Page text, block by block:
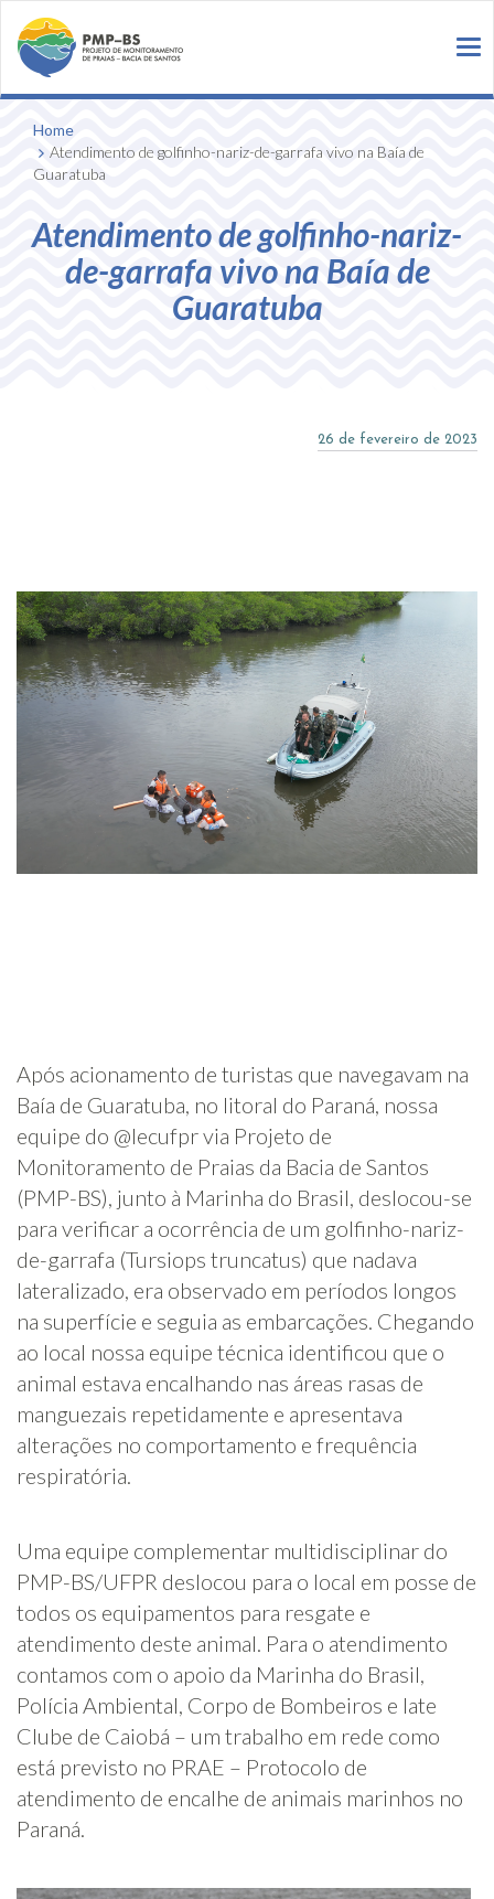
Home
Atendimento de golfinho-nariz-de-garrafa vivo na Baía de
Guaratuba
Atendimento de golfinho-nariz-
de-garrafa vivo na Baía de
Guaratuba
26 de fevereiro de 2023
Após acionamento de turistas que navegavam na
Baía de Guaratuba, no litoral do Paraná, nossa
equipe do @lecufpr via Projeto de
Monitoramento de Praias da Bacia de Santos
(PMP-BS), junto à Marinha do Brasil, deslocou-se
para verificar a ocorrência de um golfinho-nariz-
de-garrafa (Tursiops truncatus) que nadava
lateralizado, era observado em períodos longos
na superfície e seguia as embarcações. Chegando
ao local nossa equipe técnica identificou que o
animal estava encalhando nas áreas rasas de
manguezais repetidamente e apresentava
alterações no comportamento e frequência
respiratória.
Uma equipe complementar multidisciplinar do
PMP-BS/UFPR deslocou para o local em posse de
todos os equipamentos para resgate e
atendimento deste animal. Para o atendimento
contamos com o apoio da Marinha do Brasil,
Polícia Ambiental, Corpo de Bombeiros e Iate
Clube de Caiobá – um trabalho em rede como
está previsto no PRAE – Protocolo de
atendimento de encalhe de animais marinhos no
Paraná.